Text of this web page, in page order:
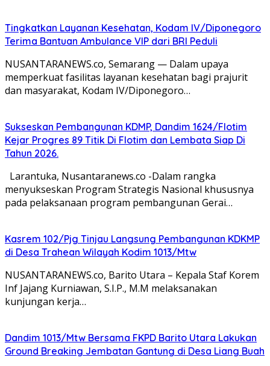
Tingkatkan Layanan Kesehatan, Kodam IV/Diponegoro
Terima Bantuan Ambulance VIP dari BRI Peduli
NUSANTARANEWS.co, Semarang — Dalam upaya
memperkuat fasilitas layanan kesehatan bagi prajurit
dan masyarakat, Kodam IV/Diponegoro…
Sukseskan Pembangunan KDMP, Dandim 1624/Flotim
Kejar Progres 89 Titik Di Flotim dan Lembata Siap Di
Tahun 2026.
Larantuka, Nusantaranews.co -Dalam rangka
menyukseskan Program Strategis Nasional khususnya
pada pelaksanaan program pembangunan Gerai…
Kasrem 102/Pjg Tinjau Langsung Pembangunan KDKMP
di Desa Trahean Wilayah Kodim 1013/Mtw
NUSANTARANEWS.co, Barito Utara – Kepala Staf Korem
Inf Jajang Kurniawan, S.I.P., M.M melaksanakan
kunjungan kerja…
Dandim 1013/Mtw Bersama FKPD Barito Utara Lakukan
Ground Breaking Jembatan Gantung di Desa Liang Buah